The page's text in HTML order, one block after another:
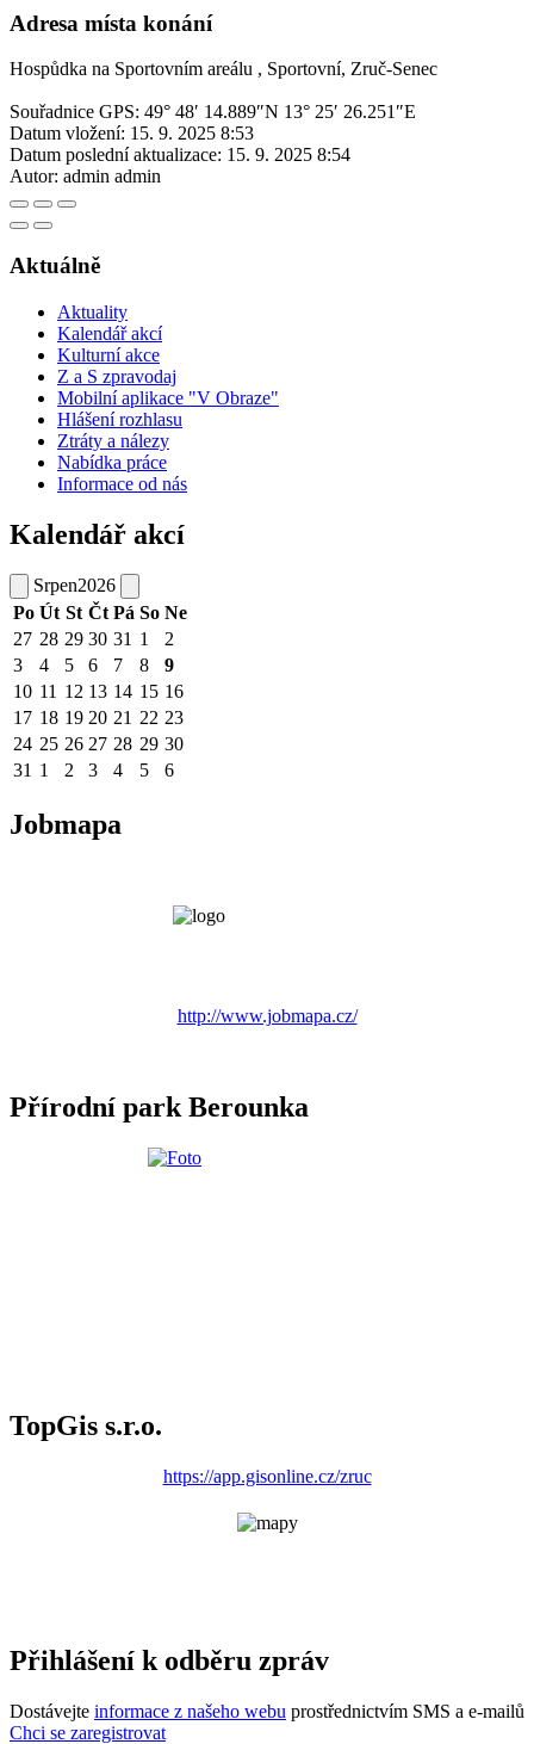
Adresa místa konání
Hospůdka na Sportovním areálu , Sportovní, Zruč-Senec
Souřadnice GPS: 49° 48′ 14.889″N 13° 25′ 26.251″E
Datum vložení: 15. 9. 2025 8:53
Datum poslední aktualizace: 15. 9. 2025 8:54
Autor: admin admin
Aktuálně
Aktuality
Kalendář akcí
Kulturní akce
Z a S zpravodaj
Mobilní aplikace "V Obraze"
Hlášení rozhlasu
Ztráty a nálezy
Nabídka práce
Informace od nás
Kalendář akcí
Srpen2026
Po Út St Čt Pá So Ne
27 28 29 30 31 1
2
3
4 5 6 7 8
9
10 11 12 13 14 15 16
17 18 19 20 21 22 23
24 25 26 27 28 29 30
31 1 2 3 4 5 6
Jobmapa
http://www.jobmapa.cz/
Přírodní park Berounka
TopGis s.r.o.
https://app.gisonline.cz/zruc
Přihlášení k odběru zpráv
Dostávejte informace z našeho webu prostřednictvím SMS a e-mailů
Chci se zaregistrovat